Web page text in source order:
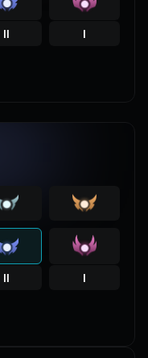
II I
II I